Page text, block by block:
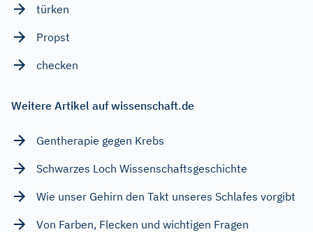
türken
Propst
checken
Weitere Artikel auf wissenschaft.de
Gentherapie gegen Krebs
Schwarzes Loch Wissenschaftsgeschichte
Wie unser Gehirn den Takt unseres Schlafes vorgibt
Von Farben, Flecken und wichtigen Fragen